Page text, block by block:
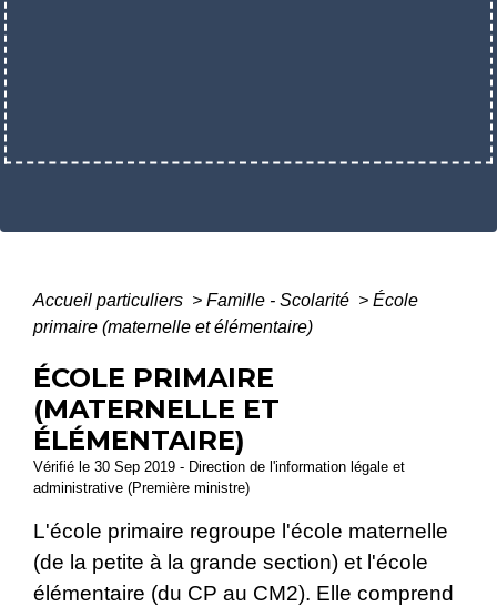
Accueil particuliers > Famille - Scolarité > École
primaire (maternelle et élémentaire)
ÉCOLE PRIMAIRE
(MATERNELLE ET
ÉLÉMENTAIRE)
Vérifié le 30 Sep 2019 - Direction de l'information légale et
administrative (Première ministre)
L'école primaire regroupe l'école maternelle
(de la petite à la grande section) et l'école
élémentaire (du CP au CM2). Elle comprend